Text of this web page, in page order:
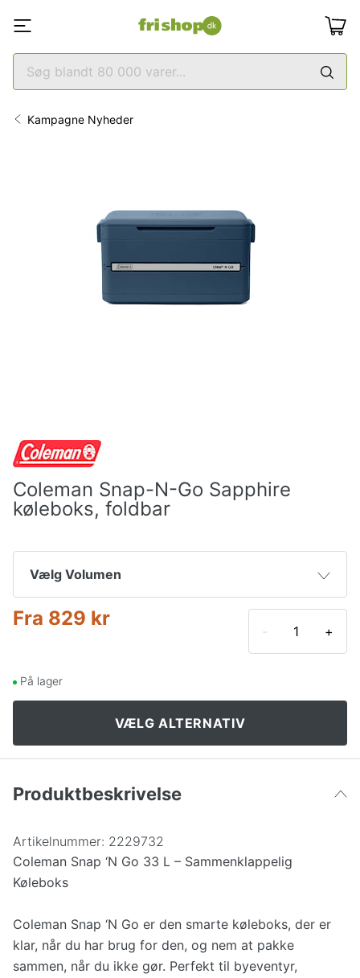
Kampagne Nyheder
Coleman Snap-N-Go Sapphire
køleboks, foldbar
Vælg Volumen
33 l
Fra 829 kr
+
På lager
VÆLG ALTERNATIV
Produktbeskrivelse
Artikelnummer: 2229732
Coleman Snap ‘N Go 33 L – Sammenklappelig
Køleboks
Coleman Snap ‘N Go er den smarte køleboks, der er
klar, når du har brug for den, og nem at pakke
sammen, når du ikke gør. Perfekt til byeventyr,